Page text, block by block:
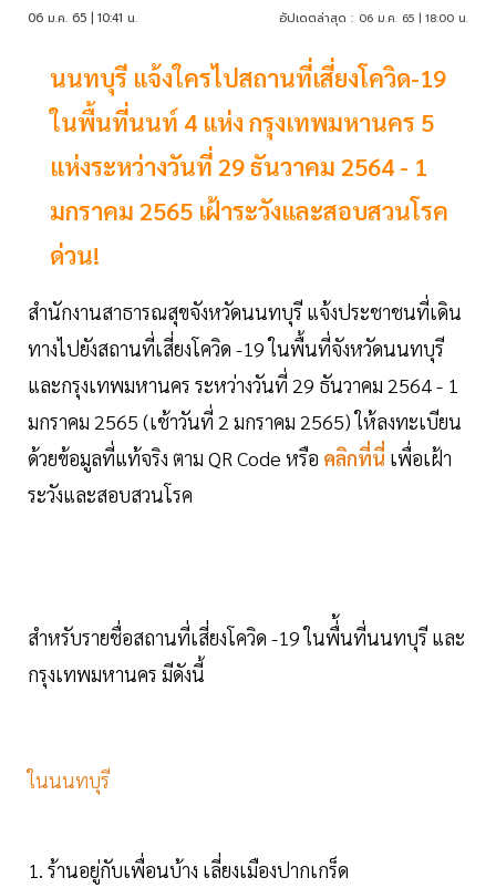
06 ม.ค. 65 | 10:41 น. อัปเดตล่าสุด : 06 ม.ค. 65 | 18:00 น.
นนทบุรี แจ้งใครไปสถานที่เสี่ยงโควิด-19
ในพื้นที่นนท์ 4 แห่ง กรุงเทพมหานคร 5
แห่งระหว่างวันที่ 29 ธันวาคม 2564 - 1
มกราคม 2565 เฝ้าระวังและสอบสวนโรค
ด่วน!
สำนักงานสาธารณสุขจังหวัดนนทบุรี แจ้งประชาชนที่เดิน
ทางไปยังสถานที่เสี่ยงโควิด -19 ในพื้นที่จังหวัดนนทบุรี
และกรุงเทพมหานคร ระหว่างวันที่ 29 ธันวาคม 2564 - 1
มกราคม 2565 (เช้าวันที่ 2 มกราคม 2565) ให้ลงทะเบียน
ด้วยข้อมูลที่แท้จริง ตาม QR Code หรือ คลิกที่นี่ เพื่อเฝ้า
ระวังและสอบสวนโรค
สำหรับรายชื่อสถานที่เสี่ยงโควิด -19 ในพื่้นที่นนทบุรี และ
กรุงเทพมหานคร มีดังนี้
ในนนทบุรี
1. ร้านอยู่กับเพื่อนบ้าง เลี่ยงเมืองปากเกร็ด